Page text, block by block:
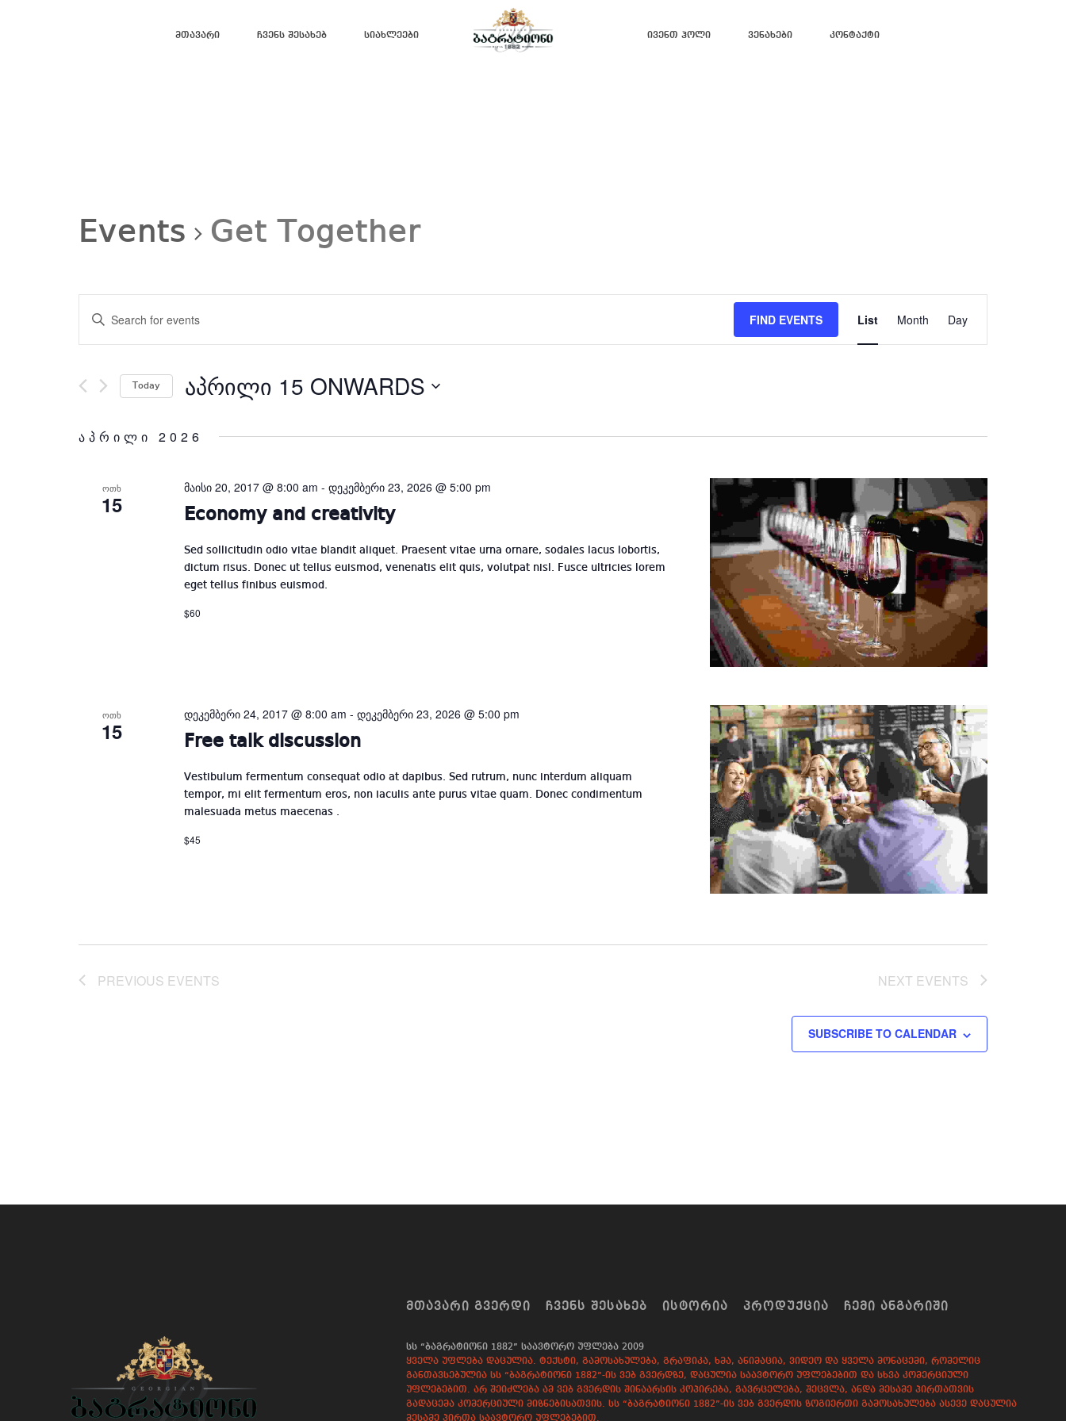
Მთავარი Ჩვენს Შესახებ Სიახლეები Ივენთ Ჰოლი Ვენახები Კონტაქტი
Events Get Together
Events
and
Views
Enter
for
Keyword.
FIND EVENTS
Views
List Month Day
Today ᲐᲞᲠᲘᲚᲘ 15 ONWARDS
აპრილი 2026
ᲝᲗᲮ
15
მაისი 20, 2017 @ 8:00 am - დეკემბერი 23, 2026 @ 5:00 pm
Economy and creativity
Sed sollicitudin odio vitae blandit aliquet. Praesent vitae urna ornare, sodales lacus lobortis,
dictum risus. Donec ut tellus euismod, venenatis elit quis, volutpat nisl. Fusce ultricies lorem
eget tellus finibus euismod.
$60
ᲝᲗᲮ
15
დეკემბერი 24, 2017 @ 8:00 am - დეკემბერი 23, 2026 @ 5:00 pm
Free talk discussion
Vestibulum fermentum consequat odio at dapibus. Sed rutrum, nunc interdum aliquam
tempor, mi elit fermentum eros, non iaculis ante purus vitae quam. Donec condimentum
malesuada metus maecenas .
$45
PREVIOUS EVENTS NEXT EVENTS
SUBSCRIBE TO CALENDAR
ᲛᲗᲐᲕᲐᲠᲘ ᲒᲕᲔᲠᲓᲘ ᲩᲕᲔᲜᲡ ᲨᲔᲡᲐᲮᲔᲑ ᲘᲡᲢᲝᲠᲘᲐ ᲞᲠᲝᲓᲣᲥᲪᲘᲐ ᲩᲔᲛᲘ ᲐᲜᲒᲐᲠᲘᲨᲘ
სს “ბაგრატიონი 1882” საავტორო უფლება 2009
ყველა უფლება დაცულია. ტექსტი, გამოსახულება, გრაფიკა, ხმა, ანიმაცია, ვიდეო და ყველა მონაცემი, რომელიც
განთავსებულია სს “ბაგრატიონი 1882”-ის ვებ გვერდზე, დაცულია საავტორო უფლებებით და სხვა კომერციული
უფლებებით. არ შეიძლება ამ ვებ გვერდის შინაარსის კოპირება, გავრცელება, შეცვლა, ანდა მესამე პირთათვის
გადაცემა კომერციული მიზნებისათვის. სს “ბაგრატიონი 1882”-ის ვებ გვერდის ზოგიერთი გამოსახულება ასევე დაცულია
მესამე პირთა საავტორო უფლებებით.